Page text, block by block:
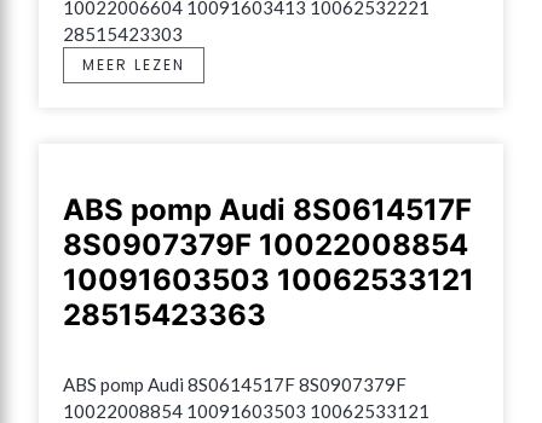
10022006604 10091603413 10062532221
28515423303
MEER LEZEN
ABS pomp Audi 8S0614517F
8S0907379F 10022008854
10091603503 10062533121
28515423363
ABS pomp Audi 8S0614517F 8S0907379F
10022008854 10091603503 10062533121